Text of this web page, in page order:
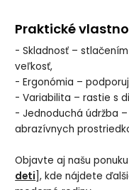
Praktické
- Skladnosť –
veľkosť,
- Ergonómia –
- Variabilita – rastie s
- Jednoduchá údržba
abrazívnych
Objavte aj našu
deti], kde nájdete